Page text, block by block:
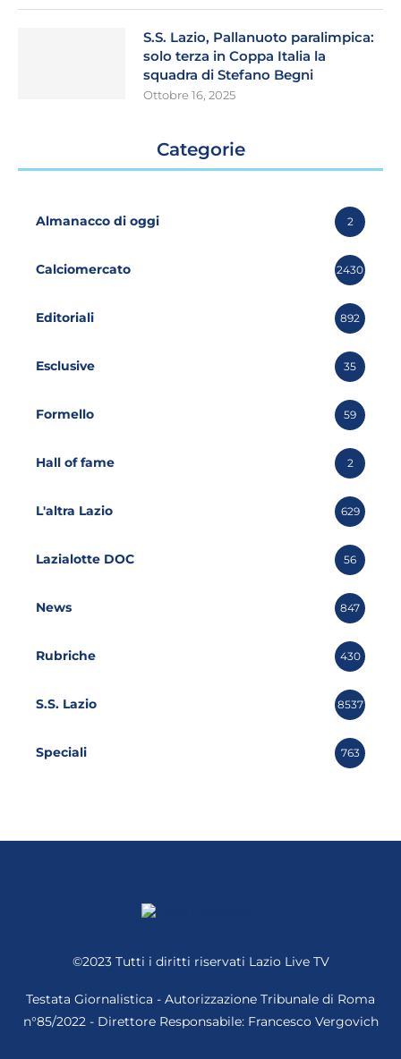
S.S. Lazio, Pallanuoto paralimpica:
solo terza in Coppa Italia la
squadra di Stefano Begni
Ottobre 16, 2025
Categorie
Almanacco di oggi 2
Calciomercato 2430
Editoriali 892
Esclusive 35
Formello 59
Hall of fame 2
L'altra Lazio 629
Lazialotte DOC 56
News 847
Rubriche 430
S.S. Lazio 8537
Speciali 763
©2023 Tutti i diritti riservati Lazio Live TV
Testata Giornalistica - Autorizzazione Tribunale di Roma
n°85/2022 - Direttore Responsabile: Francesco Vergovich